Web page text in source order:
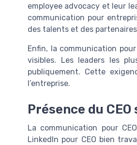
employee advocacy et leur
communication pour
des talents et des
Enfin, la communication
visibles. Les leaders les
publiquement. Cette
l’entreprise.
Présence du
La communication pour
LinkedIn pour CEO bien